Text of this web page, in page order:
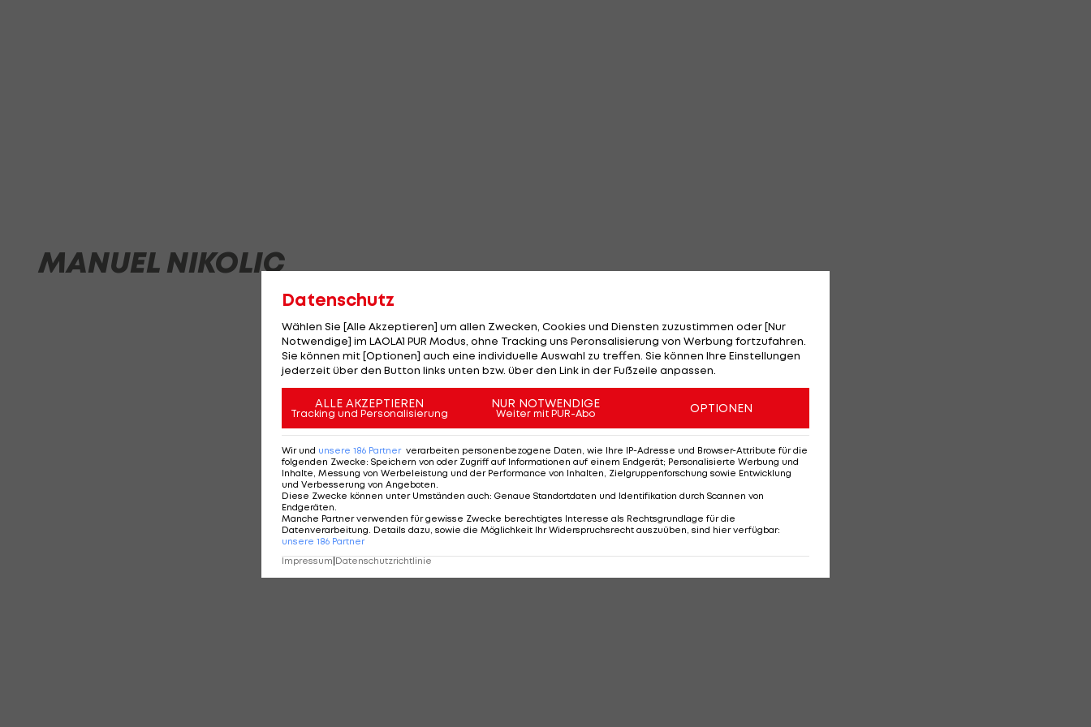
MANUEL NIKOLIC
Datenschutz
Wählen Sie [Alle Akzeptieren] um allen Zwecken, Cookies und Diensten zuzustimmen oder [Nur
Notwendige] im LAOLA1 PUR Modus, ohne Tracking uns Peronsalisierung von Werbung fortzufahren.
Sie können mit [Optionen] auch eine individuelle Auswahl zu treffen. Sie können Ihre Einstellungen
jederzeit über den Button links unten bzw. über den Link in der Fußzeile anpassen.
ALLE AKZEPTIEREN
Tracking und Personalisierung
NUR NOTWENDIGE
Weiter mit PUR-Abo OPTIONEN
Wir und unsere 186 Partner verarbeiten personenbezogene Daten, wie Ihre IP-Adresse und Browser-Attribute für die
folgenden Zwecke: Speichern von oder Zugriff auf Informationen auf einem Endgerät; Personalisierte Werbung und
Inhalte, Messung von Werbeleistung und der Performance von Inhalten, Zielgruppenforschung sowie Entwicklung
und Verbesserung von Angeboten
Diese Zwecke können unter Umständen auch: Genaue Standortdaten und Identifikation durch Scannen von
Endgeräten
Manche Partner verwenden für gewisse Zwecke berechtigtes Interesse als Rechtsgrundlage für die
Datenverarbeitung. Details dazu, sowie die Möglichkeit Ihr Widerspruchsrecht auszuüben, sind hier verfügbar:
unsere 186 Partner
Impressum|Datenschutzrichtlinie